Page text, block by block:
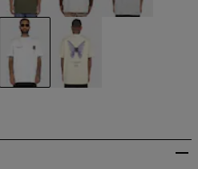
grün grau